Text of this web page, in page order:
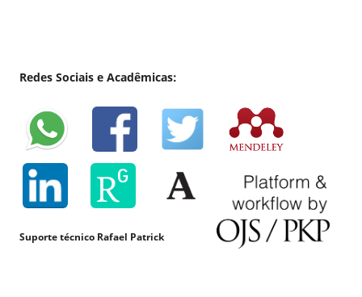
Redes Sociais e Acadêmicas:
Suporte técnico Rafael Patrick